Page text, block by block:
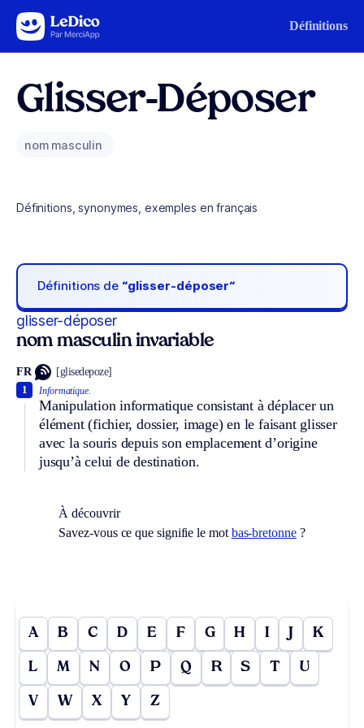
Aller au contenu Définitions
Glisser-Déposer
nom masculin
Définitions, synonymes, exemples en français
Définitions de “glisser-déposer“
glisser-déposer
nom masculin invariable
FR [glisedepoze]
Informatique.
Manipulation informatique consistant à déplacer un
élément (fichier, dossier, image) en le faisant glisser
avec la souris depuis son emplacement d’origine
jusqu’à celui de destination.
1
À découvrir
Savez-vous ce que signifie le mot bas-bretonne?
A B C D E F G H I J K
L M N O P Q R S T U
V W X Y Z